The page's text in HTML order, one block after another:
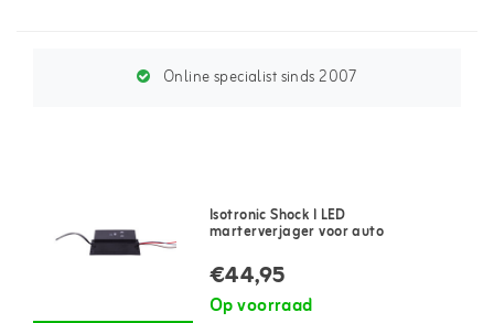
Online specialist sinds 2007
Isotronic Shock I LED
marterverjager voor auto
€44,95
Op voorraad